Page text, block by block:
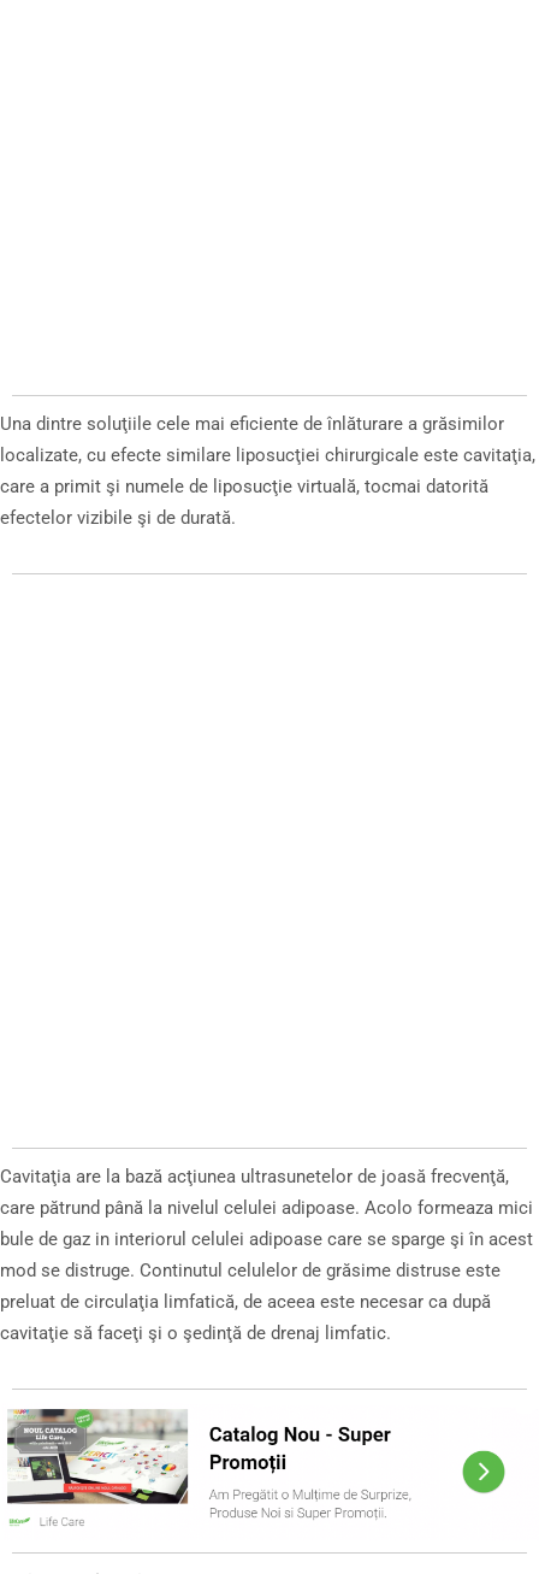
Una dintre soluţiile cele mai eficiente de înlăturare a grăsimilor
localizate, cu efecte similare liposucţiei chirurgicale este cavitaţia,
care a primit şi numele de liposucţie virtuală, tocmai datorită
efectelor vizibile şi de durată.
Cavitaţia are la bază acţiunea ultrasunetelor de joasă frecvenţă,
care pătrund până la nivelul celulei adipoase. Acolo formeaza mici
bule de gaz in interiorul celulei adipoase care se sparge şi în acest
mod se distruge. Continutul celulelor de grăsime distruse este
preluat de circulaţia limfatică, de aceea este necesar ca după
cavitaţie să faceţi şi o şedinţă de drenaj limfatic.